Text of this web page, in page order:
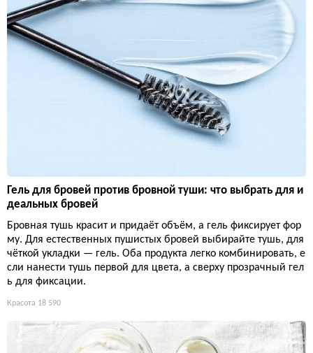
Гель для бровей против бровной туши: что выбрать для и
деальных бровей
Бровная тушь красит и придаёт объём, а гель фиксирует фор
му. Для естественных пушистых бровей выбирайте тушь, для
чёткой укладки — гель. Оба продукта легко комбинировать, е
сли нанести тушь первой для цвета, а сверху прозрачный гел
ь для фиксации.
Красота 18 590